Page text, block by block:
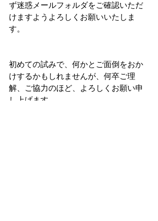
ず迷惑メールフォルダをご確認いただ
けますようよろしくお願いいたしま
す。
初めての試みで、何かとご面倒をおか
けするかもしれませんが、何卒ご理
解、ご協力のほど、よろしくお願い申
し上げます。